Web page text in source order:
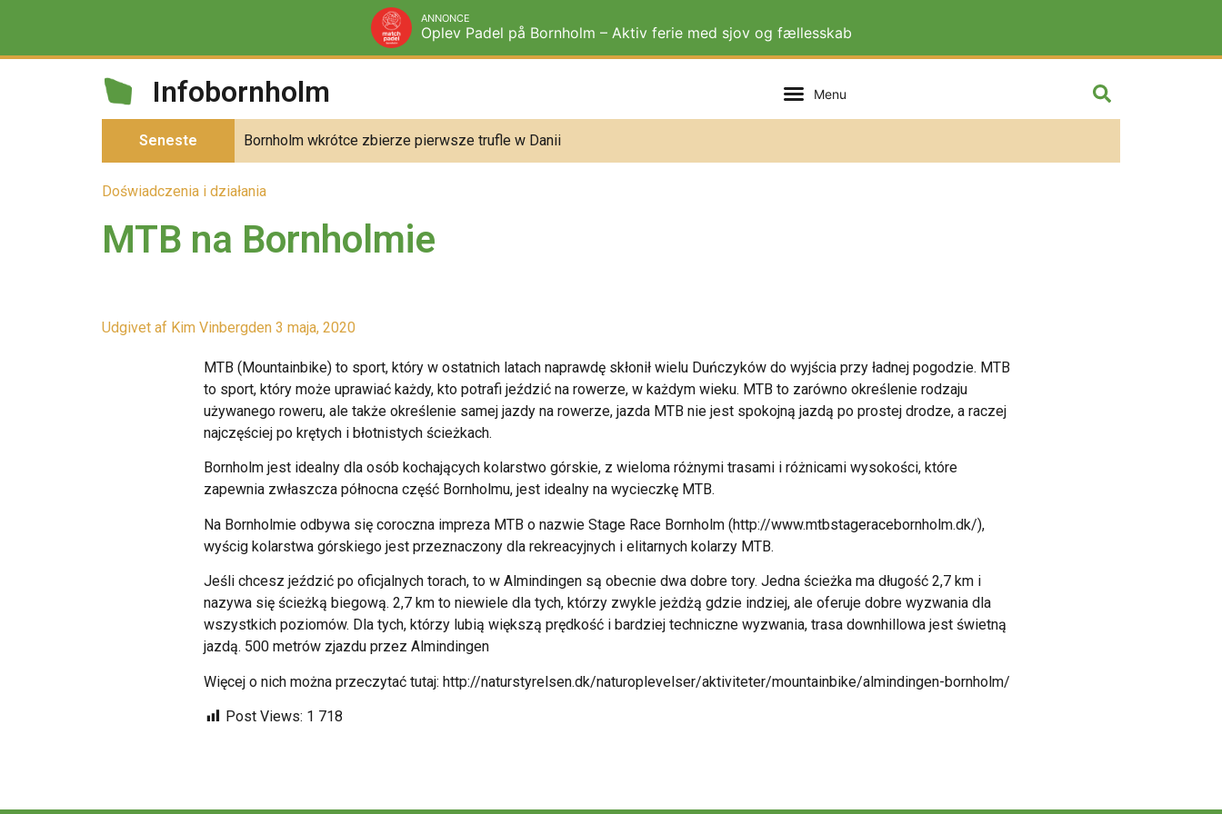
ANNONCE
Oplev Padel på Bornholm – Aktiv ferie med sjov og fællesskab
Infobornholm
Seneste Bornholm wkrótce zbierze pierwsze trufle w Danii
Doświadczenia i działania
MTB na Bornholmie
Udgivet af Kim Vinbergden 3 maja, 2020
MTB (Mountainbike) to sport, który w ostatnich latach naprawdę skłonił wielu Duńczyków do wyjścia przy ładnej pogodzie. MTB
to sport, który może uprawiać każdy, kto potrafi jeździć na rowerze, w każdym wieku. MTB to zarówno określenie rodzaju
używanego roweru, ale także określenie samej jazdy na rowerze, jazda MTB nie jest spokojną jazdą po prostej drodze, a raczej
najczęściej po krętych i błotnistych ścieżkach.
Bornholm jest idealny dla osób kochających kolarstwo górskie, z wieloma różnymi trasami i różnicami wysokości, które
zapewnia zwłaszcza północna część Bornholmu, jest idealny na wycieczkę MTB.
Na Bornholmie odbywa się coroczna impreza MTB o nazwie Stage Race Bornholm (http://www.mtbstageracebornholm.dk/),
wyścig kolarstwa górskiego jest przeznaczony dla rekreacyjnych i elitarnych kolarzy MTB.
Jeśli chcesz jeździć po oficjalnych torach, to w Almindingen są obecnie dwa dobre tory. Jedna ścieżka ma długość 2,7 km i
nazywa się ścieżką biegową. 2,7 km to niewiele dla tych, którzy zwykle jeżdżą gdzie indziej, ale oferuje dobre wyzwania dla
wszystkich poziomów. Dla tych, którzy lubią większą prędkość i bardziej techniczne wyzwania, trasa downhillowa jest świetną
jazdą. 500 metrów zjazdu przez Almindingen
Więcej o nich można przeczytać tutaj: http://naturstyrelsen.dk/naturoplevelser/aktiviteter/mountainbike/almindingen-bornholm/
Post Views: 1 718